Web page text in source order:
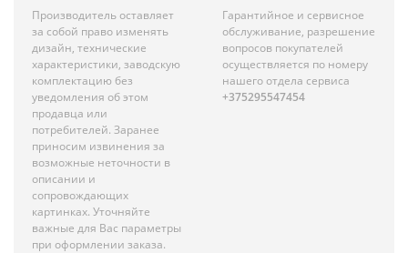
Производитель оставляет
за собой право изменять
дизайн, технические
характеристики, заводскую
комплектацию без
уведомления об этом
продавца или
потребителей. Заранее
приносим извинения за
возможные неточности в
описании и
сопровождающих
картинках. Уточняйте
важные для Вас параметры
при оформлении заказа.
Гарантийное и сервисное
обслуживание, разрешение
вопросов покупателей
осуществляется по номеру
нашего отдела сервиса
+375295547454